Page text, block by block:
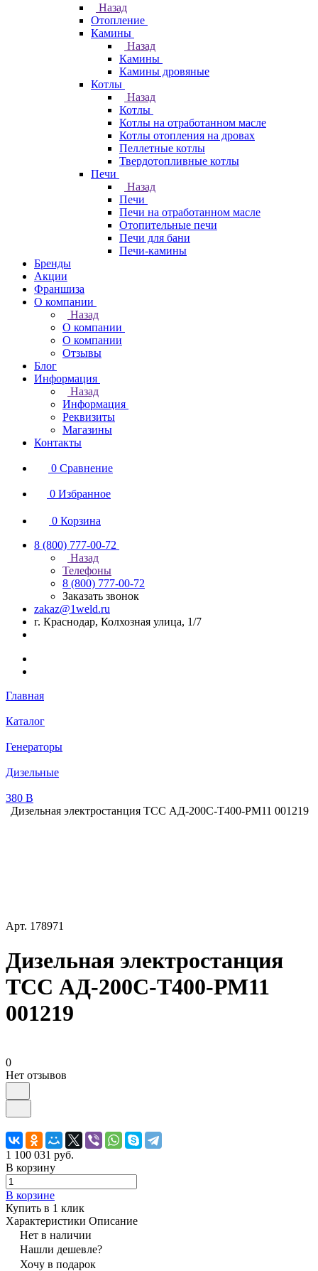
Назад
Отопление
Камины
Назад
Камины
Камины дровяные
Котлы
Назад
Котлы
Котлы на отработанном масле
Котлы отопления на дровах
Пеллетные котлы
Твердотопливные котлы
Печи
Назад
Печи
Печи на отработанном масле
Отопительные печи
Печи для бани
Печи-камины
Бренды
Акции
Франшиза
О компании
Назад
О компании
О компании
Отзывы
Блог
Информация
Назад
Информация
Реквизиты
Магазины
Контакты
0 Сравнение
0 Избранное
0 Корзина
8 (800) 777-00-72
Назад
Телефоны
8 (800) 777-00-72
Заказать звонок
zakaz@1weld.ru
г. Краснодар, Колхозная улица, 1/7
Главная
Каталог
Генераторы
Дизельные
380 В
Дизельная электростанция ТСС АД-200С-Т400-РМ11 001219
Арт. 178971
Дизельная электростанция
ТСС АД-200С-Т400-РМ11
001219
0
Нет отзывов
1 100 031 руб.
В корзину
В корзине
Купить в 1 клик
Характеристики Описание
Нет в наличии
Нашли дешевле?
Хочу в подарок